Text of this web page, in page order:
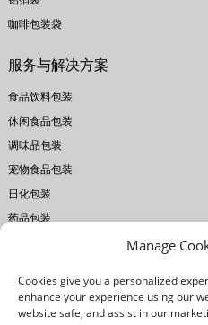
咖啡包装袋
服务与解决方案
食品饮料包装
休闲食品包装
调味品包装
宠物食品包装
日化包装
药品包装
公司简介
工厂设备
Manage
Cookies give you a personalized
enhance your experience using our
website safe, and assist in our